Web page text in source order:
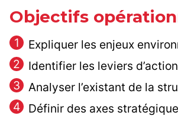
Objectifs
Expliquer les enjeux
Identifier les leviers
Analyser l’existant de la
Définir des axes